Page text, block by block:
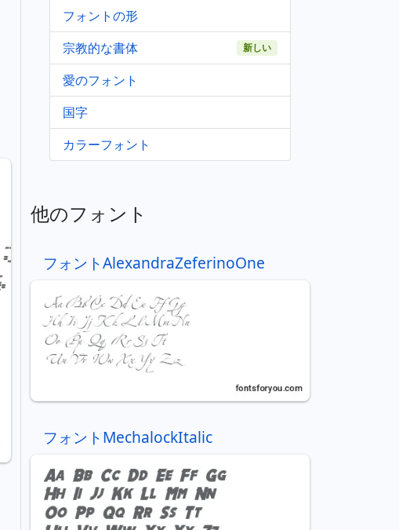
フォントの形
宗教的な書体
新しい
愛のフォント
国字
カラーフォント
他のフォント
フォントAlexandraZeferinoOne
フォントMechalockItalic